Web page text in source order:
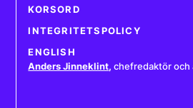
KORSORD
INTEGRITETSPOLICY
ENGLISH
Anders Jinneklint, chefredaktör och